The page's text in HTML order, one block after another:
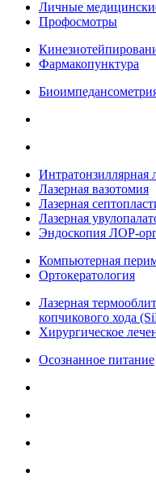
Личные
Профосмотры
Фармакопунктура
Интратонзиллярная
Лазерная вазотомия
Лазерная
Лазерная
Эндоскопия ЛОР-
Компьютерная
Ортокератология
Лазерная
копчикового хода
Хирургическое
Осознанное питание